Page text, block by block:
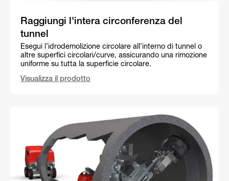
Raggiungi l'intera circonferenza del
tunnel
Esegui l’idrodemolizione circolare all’interno di tunnel o
altre superfici circolari/curve, assicurando una rimozione
uniforme su tutta la superficie circolare.
Visualizza il prodotto